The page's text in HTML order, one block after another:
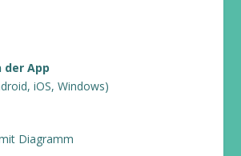
der App
iOS, Windows)
Diagramm